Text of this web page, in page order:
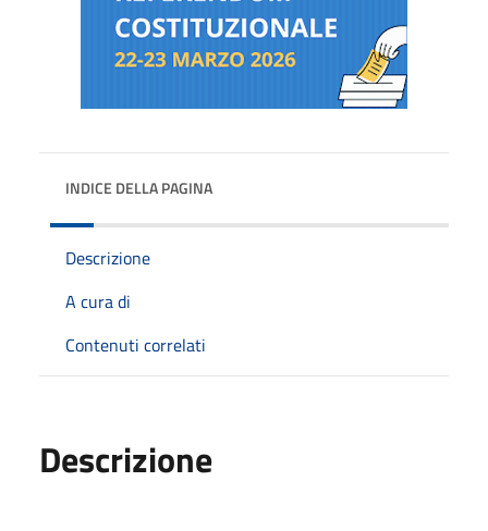
INDICE DELLA PAGINA
Descrizione
A cura di
Contenuti correlati
Descrizione